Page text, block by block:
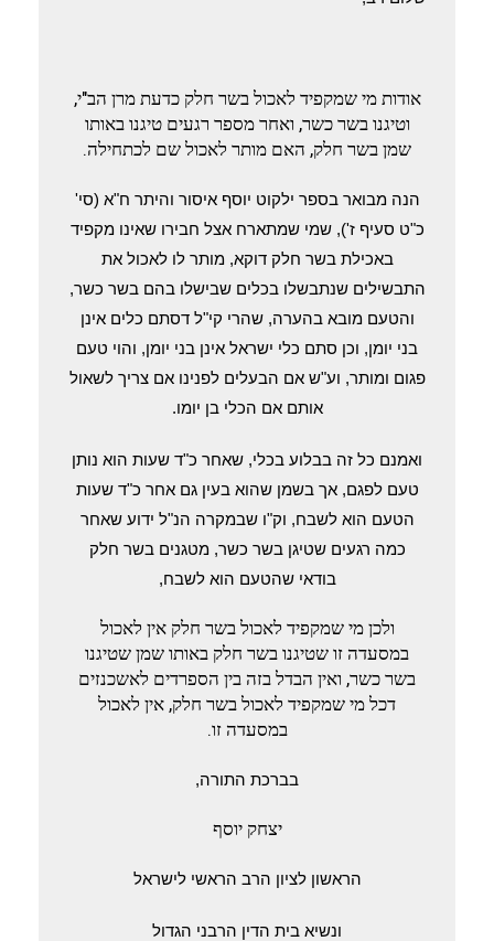
אודות מי שמקפיד לאכול בשר חלק כדעת מרן הב"י,
וטיגנו בשר כשר, ואחר מספר רגעים טיגנו באותו
שמן בשר חלק, האם מותר לאכול שם לכתחילה.
הנה מבואר בספר ילקוט יוסף איסור והיתר ח"א (סי'
כ"ט סעיף ז'), שמי שמתארח אצל חבירו שאינו מקפיד
באכילת בשר חלק דוקא, מותר לו לאכול את
התבשילים שנתבשלו בכלים שבישלו בהם בשר כשר,
והטעם מובא בהערה, שהרי קי"ל דסתם כלים אינן
בני יומן, וכן סתם כלי ישראל אינן בני יומן, והוי טעם
פגום ומותר, וע"ש אם הבעלים לפנינו אם צריך לשאול
אותם אם הכלי בן יומו.
ואמנם כל זה בבלוע בכלי, שאחר כ"ד שעות הוא נותן
טעם לפגם, אך בשמן שהוא בעין גם אחר כ"ד שעות
הטעם הוא לשבח, וק"ו שבמקרה הנ"ל ידוע שאחר
כמה רגעים שטיגן בשר כשר, מטגנים בשר חלק
בודאי שהטעם הוא לשבח,
ולכן מי שמקפיד לאכול בשר חלק אין לאכול
במסעדה זו שטיגנו בשר חלק באותו שמן שטיגנו
בשר כשר, ואין הבדל בזה בין הספרדים לאשכנזים
דכל מי שמקפיד לאכול בשר חלק, אין לאכול
במסעדה זו.
בברכת התורה,
יצחק יוסף
הראשון לציון הרב הראשי לישראל
ונשיא בית הדין הרבני הגדול